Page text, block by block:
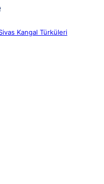
Kangal Türküleri